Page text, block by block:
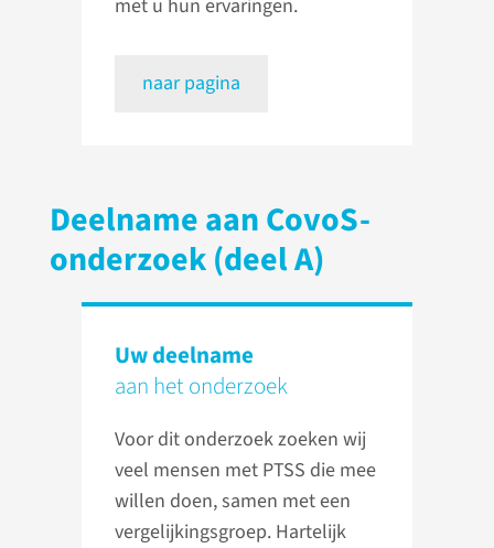
met u hun ervaringen.
naar pagina
Deelname aan CovoS-
onderzoek (deel A)
Uw deelname
aan het onderzoek
Voor dit onderzoek zoeken wij
veel mensen met PTSS die mee
willen doen, samen met een
vergelijkingsgroep. Hartelijk